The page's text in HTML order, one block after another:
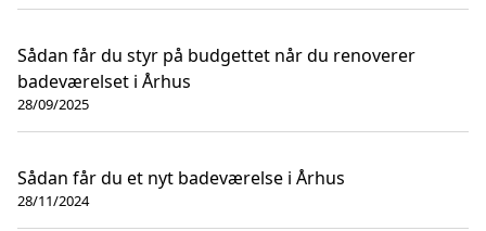
Sådan får du styr på budgettet når du renoverer
badeværelset i Århus
28/09/2025
Sådan får du et nyt badeværelse i Århus
28/11/2024